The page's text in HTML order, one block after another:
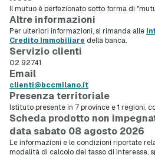
Il mutuo è perfezionato sotto forma di
Altre informazioni
Per ulteriori informazioni, si rimanda alle
Credito Immobiliare della banca.
Servizio clienti
02 92741
Email
clienti@bccmilano.it
Presenza territoriale
Istituto presente in 7 province e 1 regioni,
Scheda prodotto non
data sabato 08 agosto 2026
Le informazioni e le condizioni riportate
modalità di calcolo del tasso di interesse,